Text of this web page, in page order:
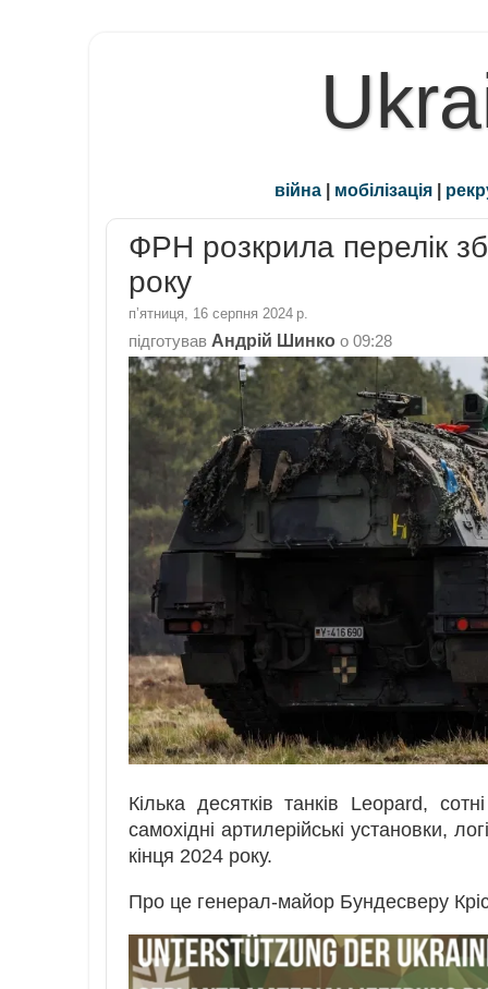
війна | мобілізація |
ФРН розкрила перелік
року
пʼятниця, 16 серпня 2024 р.
підготував Андрій Шинко о 09:28
Кілька десятків танків Leopard,
самохідні артилерійські установки,
кінця 2024 року.
Про це генерал-майор Бундесверу